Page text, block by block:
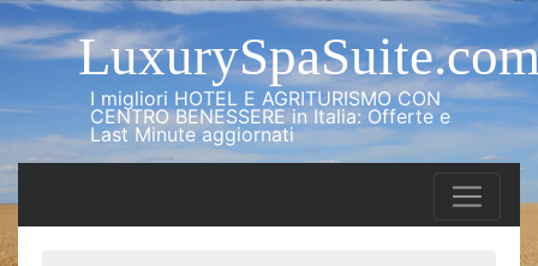
I migliori HOTEL E AGRITURISMO CON
CENTRO BENESSERE in Italia: Offerte e
Last Minute aggiornati